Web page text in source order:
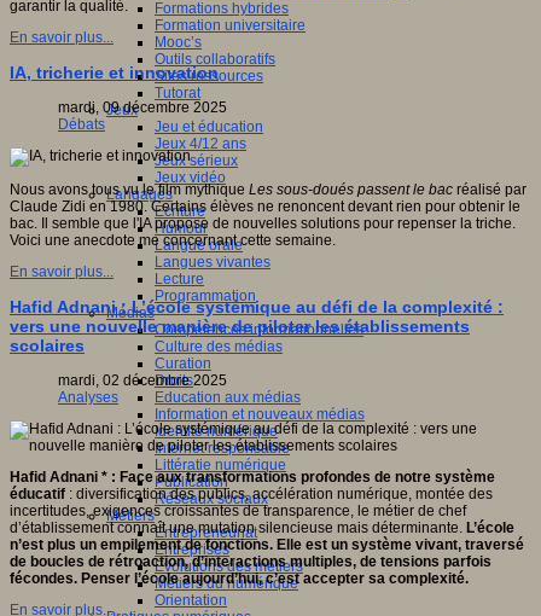
Formations hybrides
Formation universitaire
Mooc’s
Outils collaboratifs
Sites ressources
Tutorat
Jeux
Jeu et éducation
Jeux 4/12 ans
Jeux sérieux
Jeux vidéo
Langages
Ecriture
Humour
Langue orale
Langues vivantes
Lecture
Programmation
Médias
Compétences informationnelles
Culture des médias
Curation
Droits
Education aux médias
Information et nouveaux médias
Identité numérique
Internet responsable
Littératie numérique
Publication
Réseaux sociaux
Métiers
Entrepreneuriat
Entreprises
Evolutions des métiers
Métiers du numérique
Orientation
garantir la qualité.
En savoir plus...
IA, tricherie et innovation
mardi, 09 décembre 2025
Débats
Nous avons tous vu le film mythique Les sous-doués passent le bac réalisé par
Claude Zidi en 1980. Certains élèves ne renoncent devant rien pour obtenir le
bac. Il semble que l'IA propose de nouvelles solutions pour repenser la triche.
Voici une anecdote me concernant cette semaine.
En savoir plus...
Hafid Adnani : L’école systémique au défi de la complexité :
vers une nouvelle manière de piloter les établissements
scolaires
mardi, 02 décembre 2025
Analyses
Hafid Adnani * : Face aux transformations profondes de notre système
éducatif : diversification des publics, accélération numérique, montée des
incertitudes, exigences croissantes de transparence, le métier de chef
d’établissement connaît une mutation silencieuse mais déterminante. L’école
n’est plus un empilement de fonctions. Elle est un système vivant, traversé
de boucles de rétroaction, d’interactions multiples, de tensions parfois
fécondes. Penser l’école aujourd’hui, c’est accepter sa complexité.
En savoir plus...